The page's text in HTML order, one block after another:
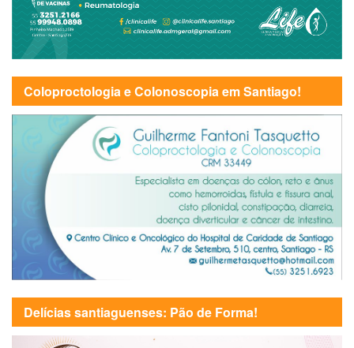
Coloproctologia e Colonoscopia em Santiago!
Delícias santiaguenses: Pão de Forma!